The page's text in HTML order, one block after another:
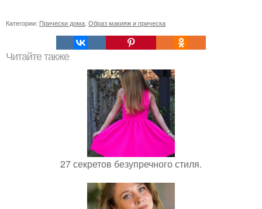
Категории: Прически дома Образ макияж и прическа
Читайте также
27 секретов безупречного стиля.